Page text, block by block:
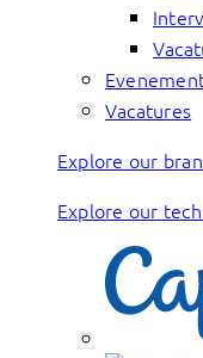
Vacatures
Explore our
Explore our